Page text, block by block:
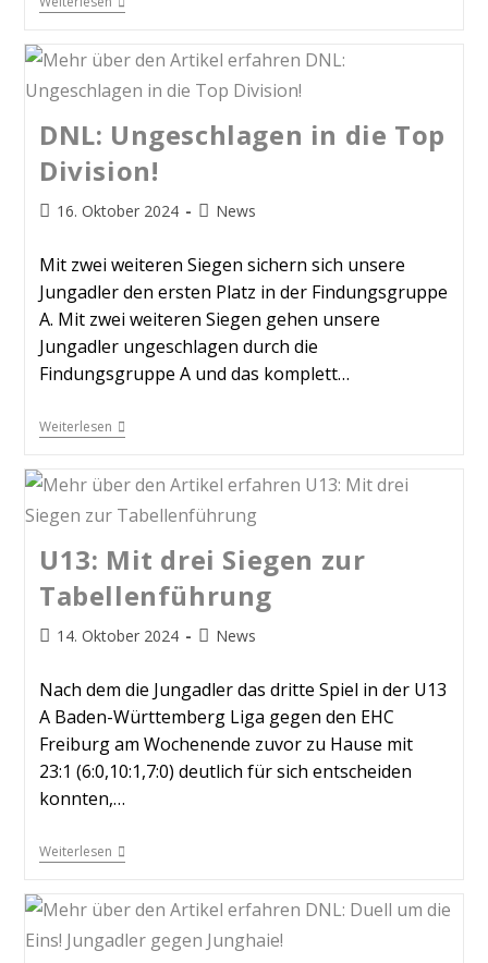
DNL: Ungeschlagen in die Top
Division!
16. Oktober 2024 News
Mit zwei weiteren Siegen sichern sich unsere
Jungadler den ersten Platz in der Findungsgruppe
A. Mit zwei weiteren Siegen gehen unsere
Jungadler ungeschlagen durch die
Findungsgruppe A und das komplett…
Weiterlesen
U13: Mit drei Siegen zur
Tabellenführung
14. Oktober 2024 News
Nach dem die Jungadler das dritte Spiel in der U13
A Baden-Württemberg Liga gegen den EHC
Freiburg am Wochenende zuvor zu Hause mit
23:1 (6:0,10:1,7:0) deutlich für sich entscheiden
konnten,…
Weiterlesen